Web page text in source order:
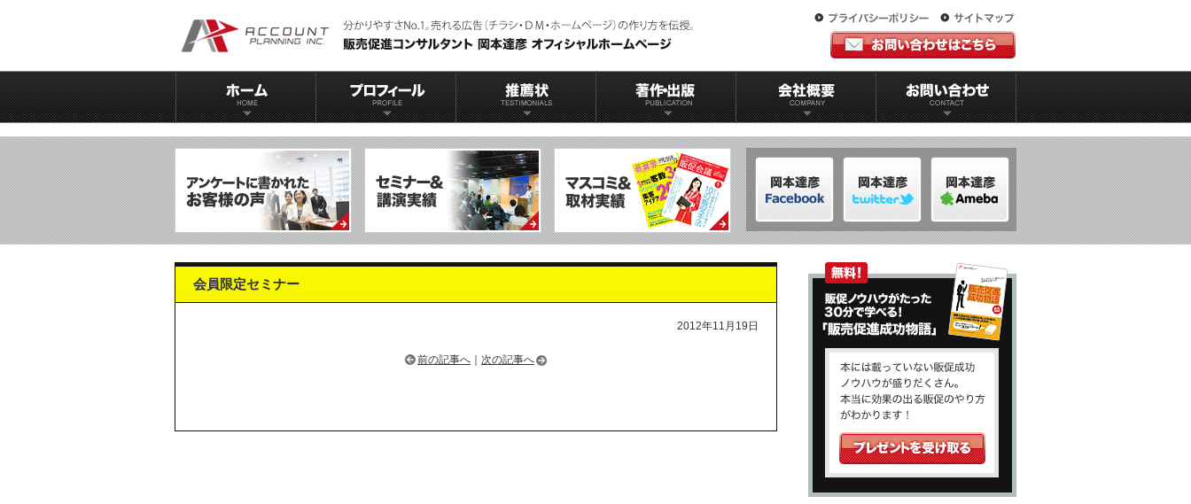
会員限定セミナー
2012年11月19日
前の記事へ 次の記事へ